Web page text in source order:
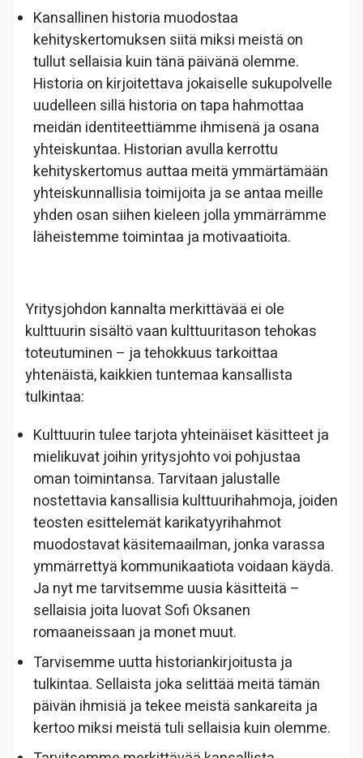
Kansallinen historia muodostaa
kehityskertomuksen siitä miksi meistä on
tullut sellaisia kuin tänä päivänä olemme.
Historia on kirjoitettava jokaiselle sukupolvelle
uudelleen sillä historia on tapa hahmottaa
meidän identiteettiämme ihmisenä ja osana
yhteiskuntaa. Historian avulla kerrottu
kehityskertomus auttaa meitä ymmärtämään
yhteiskunnallisia toimijoita ja se antaa meille
yhden osan siihen kieleen jolla ymmärrämme
läheistemme toimintaa ja motivaatioita.
Yritysjohdon kannalta merkittävää ei ole
kulttuurin sisältö vaan kulttuuritason tehokas
toteutuminen – ja tehokkuus tarkoittaa
yhtenäistä, kaikkien tuntemaa kansallista
tulkintaa:
Kulttuurin tulee tarjota yhteinäiset käsitteet ja
mielikuvat joihin yritysjohto voi pohjustaa
oman toimintansa. Tarvitaan jalustalle
nostettavia kansallisia kulttuurihahmoja, joiden
teosten esittelemät karikatyyrihahmot
muodostavat käsitemaailman, jonka varassa
ymmärrettyä kommunikaatiota voidaan käydä.
Ja nyt me tarvitsemme uusia käsitteitä –
sellaisia joita luovat Sofi Oksanen
romaaneissaan ja monet muut.
Tarvisemme uutta historiankirjoitusta ja
tulkintaa. Sellaista joka selittää meitä tämän
päivän ihmisiä ja tekee meistä sankareita ja
kertoo miksi meistä tuli sellaisia kuin olemme.